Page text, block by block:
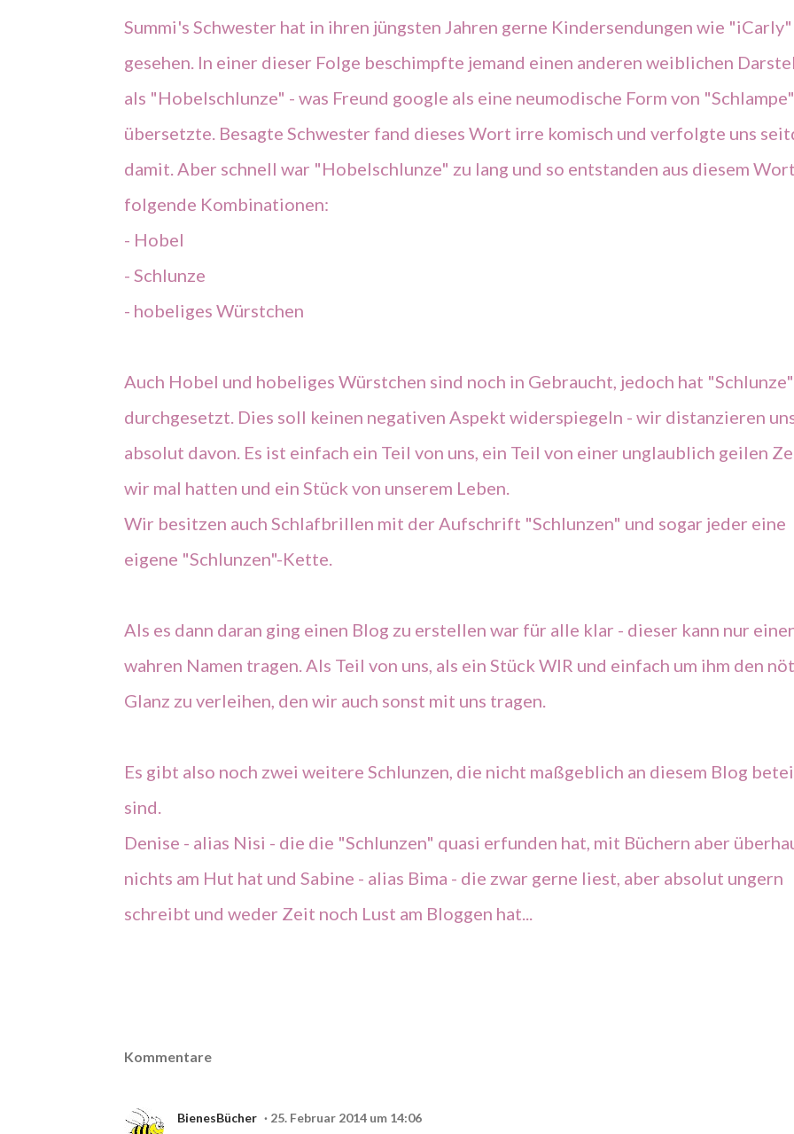
Summi's Schwester hat in ihren jüngsten Jahren gerne Kindersendungen wie "iCarly"
gesehen. In einer dieser Folge beschimpfte jemand einen anderen weiblichen
als "Hobelschlunze" - was Freund google als eine neumodische Form von "Schlampe"
übersetzte. Besagte Schwester fand dieses Wort irre komisch und verfolgte uns
damit. Aber schnell war "Hobelschlunze" zu lang und so entstanden aus diesem Wort
folgende Kombinationen:
- Hobel
- Schlunze
- hobeliges Würstchen
Auch Hobel und hobeliges Würstchen sind noch in Gebraucht, jedoch hat
durchgesetzt. Dies soll keinen negativen Aspekt widerspiegeln - wir distanzieren
absolut davon. Es ist einfach ein Teil von uns, ein Teil von einer unglaublich geilen
wir mal hatten und ein Stück von unserem Leben.
Wir besitzen auch Schlafbrillen mit der Aufschrift "Schlunzen" und sogar jeder eine
eigene "Schlunzen"-Kette.
Als es dann daran ging einen Blog zu erstellen war für alle klar - dieser kann nur
wahren Namen tragen. Als Teil von uns, als ein Stück WIR und einfach um ihm den
Glanz zu verleihen, den wir auch sonst mit uns tragen.
Es gibt also noch zwei weitere Schlunzen, die nicht maßgeblich an diesem Blog
sind.
Denise - alias Nisi - die die "Schlunzen" quasi erfunden hat, mit Büchern aber
nichts am Hut hat und Sabine - alias Bima - die zwar gerne liest, aber absolut ungern
schreibt und weder Zeit noch Lust am Bloggen hat...
Kommentare
BienesBücher 25. Februar 2014 um 14:06